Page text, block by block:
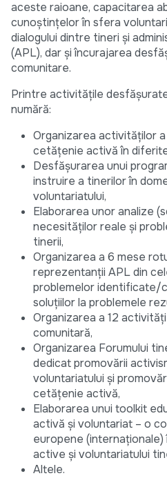
aceste raioane, capacitarea
cunoștințelor în sfera
dialogului dintre tineri și
(APL), dar și încurajarea
comunitare.
Printre activitățile
numără:
Organizarea activităților
cetățenie activă în
Desfășurarea unui
instruire a tinerilor în
voluntariatului,
Elaborarea unor analize
necesităților reale și
tinerii,
Organizarea a 6 mese
reprezentanții APL din
problemelor identificate/
soluțiilor la problemele
Organizarea a 12
comunitară,
Organizarea Forumului
dedicat promovării
voluntariatului și
cetățenie activă,
Elaborarea unui toolkit
activă și voluntariat – o
europene
active și voluntariatului
Altele.